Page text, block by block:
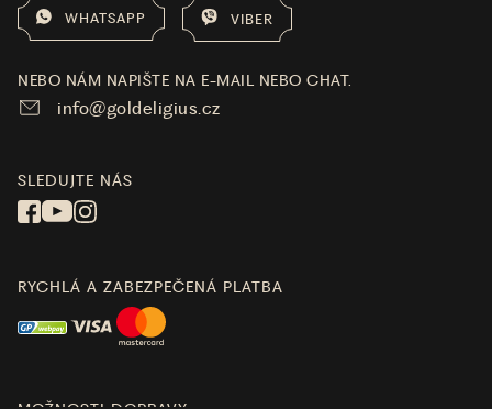
WHATSAPP VIBER
NEBO NÁM NAPIŠTE NA E-MAIL NEBO CHAT.
info@goldeligius.cz
SLEDUJTE NÁS
RYCHLÁ A ZABEZPEČENÁ PLATBA